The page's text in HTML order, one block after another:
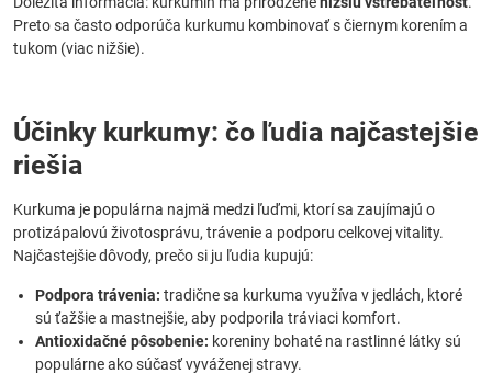
Preto sa často odporúča kurkumu kombinovať s čiernym korením a
tukom (viac nižšie).
Účinky kurkumy: čo ľudia najčastejšie
riešia
Kurkuma je populárna najmä medzi ľuďmi, ktorí sa zaujímajú o
protizápalovú životosprávu, trávenie a podporu celkovej vitality.
Najčastejšie dôvody, prečo si ju ľudia kupujú:
Podpora trávenia: tradične sa kurkuma využíva v jedlách, ktoré
sú ťažšie a mastnejšie, aby podporila tráviaci komfort.
Antioxidačné pôsobenie: koreniny bohaté na rastlinné látky sú
populárne ako súčasť vyváženej stravy.